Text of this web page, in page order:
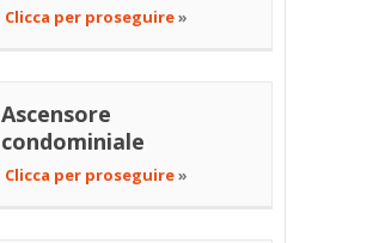
Clicca per proseguire»
Ascensore
condominiale
Clicca per proseguire»